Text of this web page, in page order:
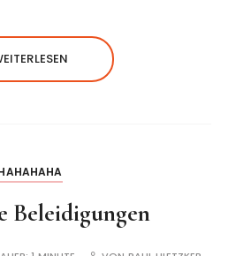
Beleidigungen